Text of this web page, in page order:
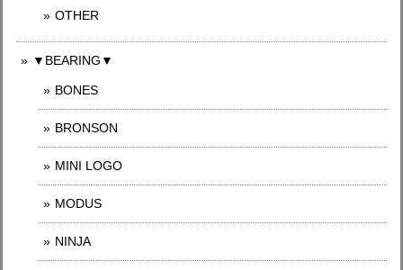
OTHER
▼BEARING▼
BONES
BRONSON
MINI LOGO
MODUS
NINJA